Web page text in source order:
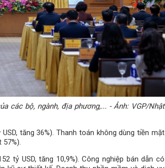
các bộ, ngành, địa phương,... - Ảnh: VGP/Nhật
tăng 36%). Thanh toán không dùng tiền mặt
tỷ USD, tăng 10,9%). Công nghiệp bán dẫn có